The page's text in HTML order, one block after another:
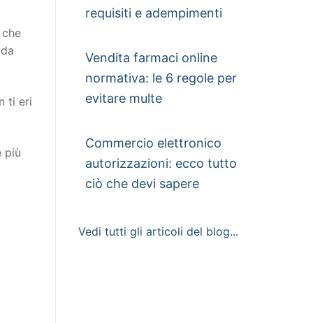
ti eri
più
requisiti e adempimenti
Vendita farmaci online
normativa: le 6 regole per
evitare multe
Commercio elettronico
autorizzazioni: ecco tutto
ciò che devi sapere
Vedi tutti gli articoli del blog...